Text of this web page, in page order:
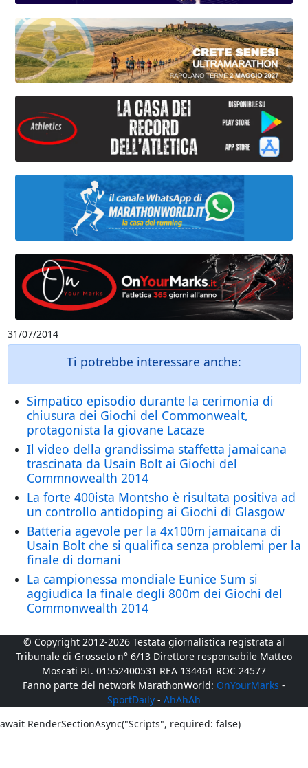
31/07/2014
Ti potrebbe interessare anche:
Simpatico episodio durante la cerimonia di
chiusura dei Giochi del Commonwealt,
protagonista la giovane Lacaze
Il video della grandissima staffetta jamaicana
trascinata da Usain Bolt ai Giochi del
Commnowealth 2014
La forte 400ista Montsho è risultata positiva ad
un controllo antidoping ai Giochi di Glasgow
Batteria agevole per la 4x100m jamaicana di
Usain Bolt che si qualifica senza problemi per la
finale di domani
La campionessa mondiale Eunice Sum si
aggiudica la finale degli 800m dei Giochi del
Commonwealth 2014
© Copyright 2012-2026 Testata giornalistica registrata al
Tribunale di Grosseto n° 6/13 Direttore responsabile Matteo
Moscati P.I. 01552400531 REA 134461 ROC 24577
Fanno parte del network MarathonWorld: OnYourMarks -
SportDaily - AhAhAh
await RenderSectionAsync("Scripts", required: false)